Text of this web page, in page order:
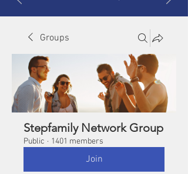
Groups
Stepfamily Network Group
Public · 1401 members
Join